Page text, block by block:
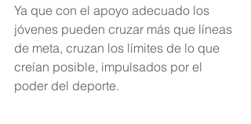
Ya que con el apoyo adecuado los
jóvenes pueden cruzar más que líneas
de meta, cruzan los límites de lo que
creían posible, impulsados por el
poder del deporte.